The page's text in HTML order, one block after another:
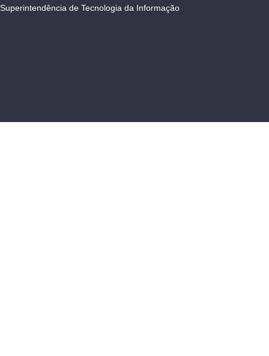
Superintendência de Tecnologia da Informação